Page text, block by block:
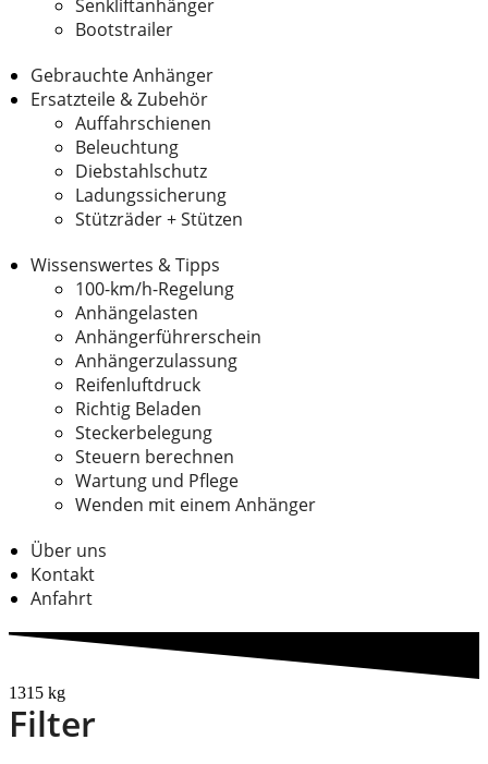
Senkliftanhänger
Bootstrailer
Gebrauchte Anhänger
Ersatzteile & Zubehör
Auffahrschienen
Beleuchtung
Diebstahlschutz
Ladungssicherung
Stützräder + Stützen
Wissenswertes & Tipps
100-km/h-Regelung
Anhängelasten
Anhängerführerschein
Anhängerzulassung
Reifenluftdruck
Richtig Beladen
Steckerbelegung
Steuern berechnen
Wartung und Pflege
Wenden mit einem Anhänger
Über uns
Kontakt
Anfahrt
1315 kg
Filter